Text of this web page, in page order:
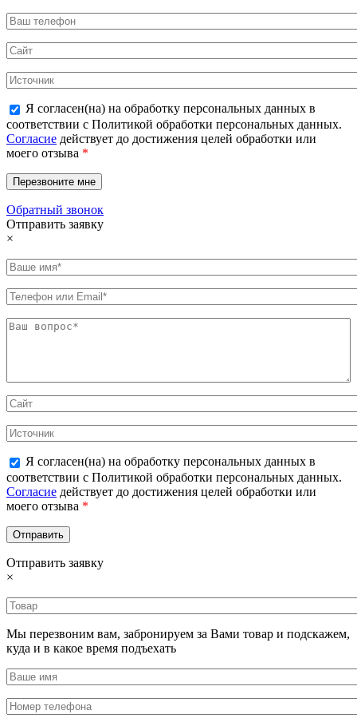
Я согласен(на) на обработку персональных данных в
соответствии с Политикой обработки персональных данных.
Согласие действует до достижения целей обработки или
моего отзыва *
Обратный звонок
Отправить заявку
×
Я согласен(на) на обработку персональных данных в
соответствии с Политикой обработки персональных данных.
Согласие действует до достижения целей обработки или
моего отзыва *
Отправить заявку
×
Мы перезвоним вам, забронируем за Вами товар и подскажем,
куда и в какое время подъехать